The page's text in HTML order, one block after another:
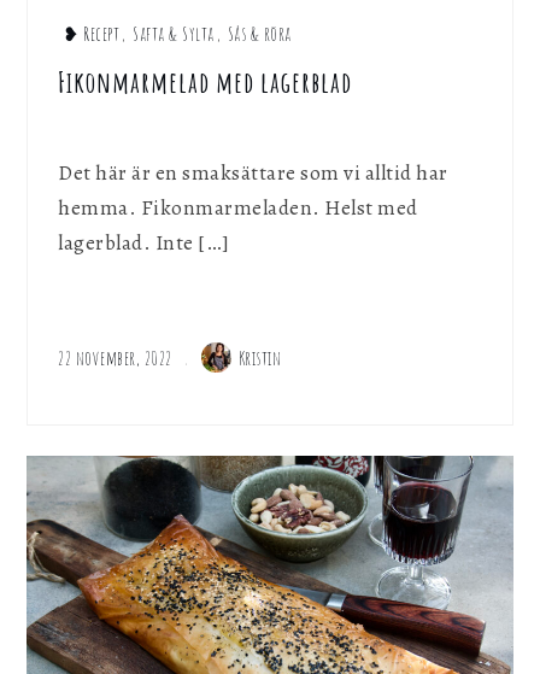
❥ Recept, Safta & Sylta , Sås & röra
Fikonmarmelad med lagerblad
Det här är en smaksättare som vi alltid har
hemma. Fikonmarmeladen. Helst med
lagerblad. Inte […]
22 november, 2022 Kristin